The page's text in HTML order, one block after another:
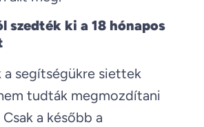
szedték ki a 18 hónapos
a segítségükre siettek
tudták megmozdítani
a később a